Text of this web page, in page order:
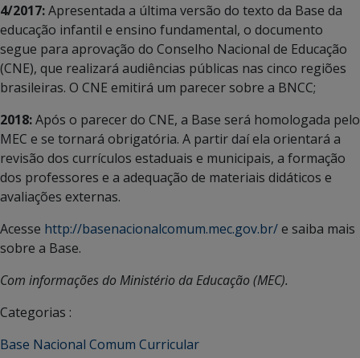
4/2017:Apresentada a última versão do texto da Base da
educação infantil e ensino fundamental, o documento
segue para aprovação do Conselho Nacional de Educação
(CNE), que realizará audiências públicas nas cinco regiões
brasileiras. O CNE emitirá um parecer sobre a BNCC;
2018:Após o parecer do CNE, a Base será homologada pelo
MEC e se tornará obrigatória. A partir daí ela orientará a
revisão dos currículos estaduais e municipais, a formação
dos professores e a adequação de materiais didáticos e
avaliações externas.
Acesse http://basenacionalcomum.mec.gov.br/e saiba mais
sobre a Base.
Com informações do Ministério da Educação (MEC).
Categorias :
Base Nacional Comum Curricular